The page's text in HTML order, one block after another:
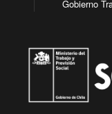
Gobierno